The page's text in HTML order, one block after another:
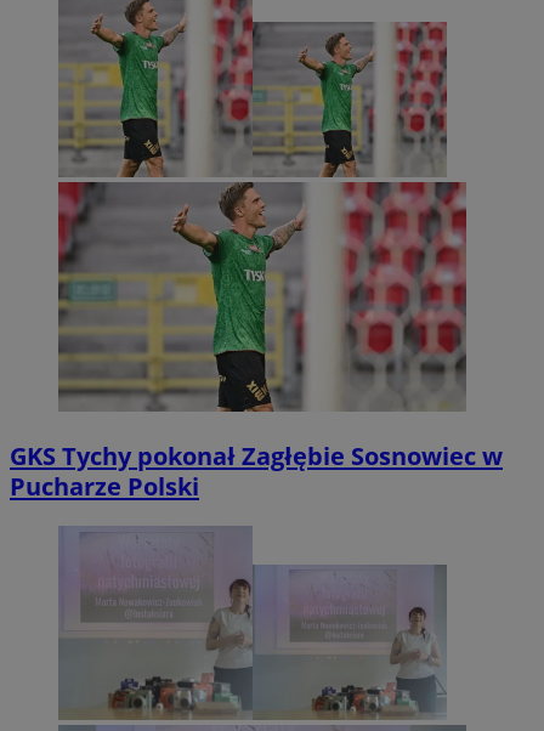
GKS Tychy pokonał Zagłębie Sosnowiec w
Pucharze Polski